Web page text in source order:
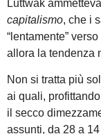
Luttwak
capitalismo, che i
“lentamente”
allora la tendenza
Non si tratta più
ai quali,
il secco
assunti, da 28 a